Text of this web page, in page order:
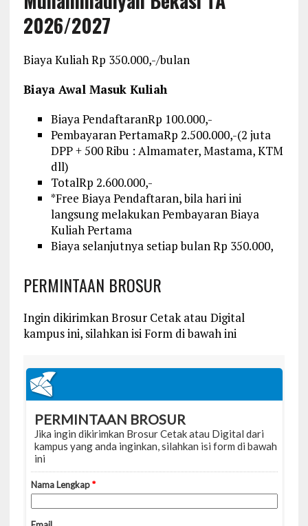
2026/2027
Biaya Kuliah Rp 350.000,-/bulan
Biaya Awal Masuk Kuliah
Biaya PendaftaranRp 100.000,-
Pembayaran PertamaRp 2.500.000,-(2 juta
DPP + 500 Ribu : Almamater, Mastama, KTM
dll)
TotalRp 2.600.000,-
*Free Biaya Pendaftaran, bila hari ini
langsung melakukan Pembayaran Biaya
Kuliah Pertama
Biaya selanjutnya setiap bulan Rp 350.000,
PERMINTAAN BROSUR
Ingin dikirimkan Brosur Cetak atau Digital
kampus ini, silahkan isi Form di bawah ini